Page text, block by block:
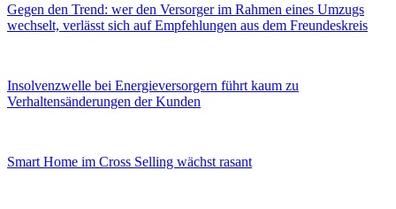
Gegen den Trend: wer den Versorger im Rahmen eines Umzugs
wechselt, verlässt sich auf Empfehlungen aus dem Freundeskreis
Insolvenzwelle bei Energieversorgern führt kaum zu
Verhaltensänderungen der Kunden
Smart Home im Cross Selling wächst rasant